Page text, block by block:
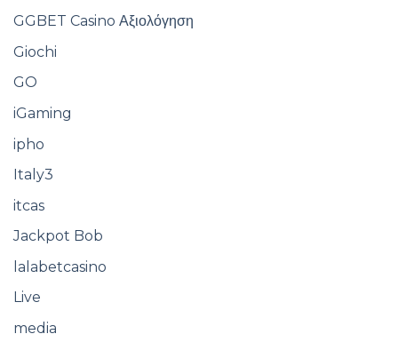
GGBET Casino Αξιολόγηση
Giochi
GO
iGaming
ipho
Italy3
itcas
Jackpot Bob
lalabetcasino
Live
media